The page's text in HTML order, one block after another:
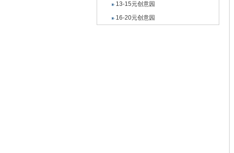
13-15元创意园
16-20元创意园